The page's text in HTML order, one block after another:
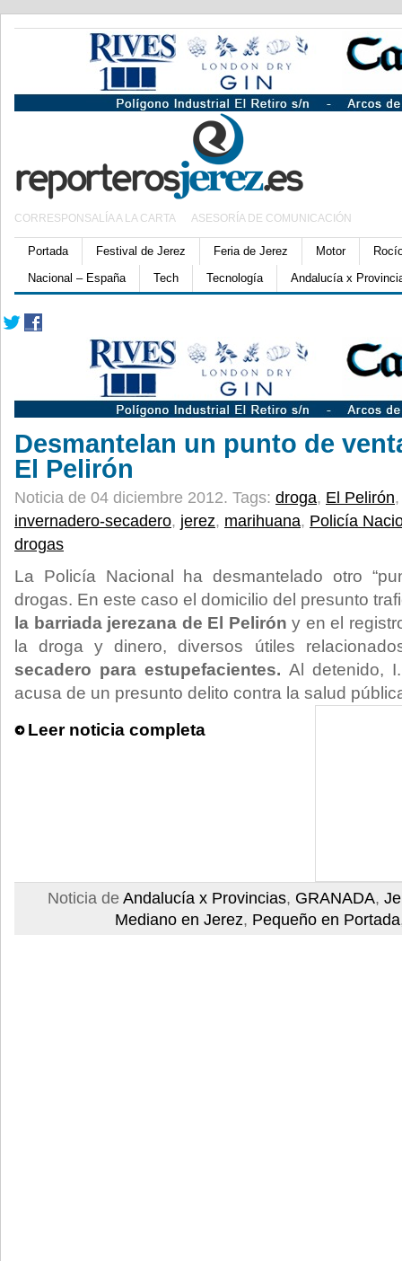
CORRESPONSALÍA A LA CARTA ASESORÍA DE COMUNICACIÓN
Portada Festival de Jerez Feria de Jerez Motor
Nacional – España
Tech Tecnología Andalucía x
Desmantelan un punto de
El Pelirón
Noticia de 04 diciembre 2012. Tags: droga, El Pelirón
invernadero-secadero, jerez, marihuana, Policía
drogas
La Policía Nacional ha desmantelado otro
drogas. En este caso el domicilio del presunto
la barriada jerezana de El Pelirón y en el
la droga y dinero, diversos útiles
secadero para estupefacientes. Al detenido,
acusa de un presunto delito contra la salud
Leer noticia completa
Noticia de Andalucía x Provincias, GRANADA,
Mediano en Jerez, Pequeño en Portada